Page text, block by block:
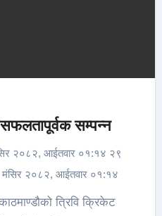
सम्पन्न
२०८२, आईतवार ०१:१४ २९
२०८२, आईतवार ०१:१४